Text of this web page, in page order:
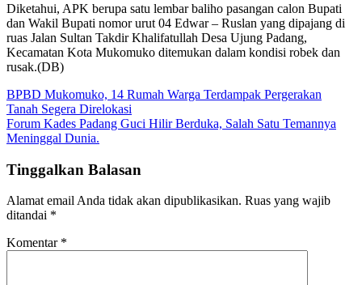
Diketahui, APK berupa satu lembar baliho pasangan calon Bupati
dan Wakil Bupati nomor urut 04 Edwar – Ruslan yang dipajang di
ruas Jalan Sultan Takdir Khalifatullah Desa Ujung Padang,
Kecamatan Kota Mukomuko ditemukan dalam kondisi robek dan
rusak.(DB)
Navigasi
pos
BPBD Mukomuko, 14 Rumah Warga Terdampak Pergerakan
Tanah Segera Direlokasi
Forum Kades Padang Guci Hilir Berduka, Salah Satu Temannya
Meninggal Dunia.
Tinggalkan Balasan
Alamat email Anda tidak akan dipublikasikan. Ruas yang wajib
ditandai *
Komentar *